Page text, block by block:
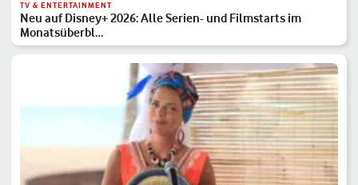
TV & ENTERTAINMENT
Neu auf Disney+ 2026: Alle Serien- und Filmstarts im
Monatsüberbl…